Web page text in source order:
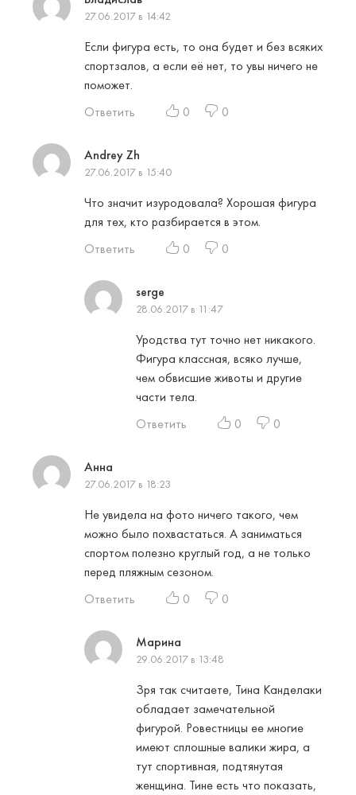
27.06.2017 в 14:42
Если фигура есть, то она будет и без всяких
спортзалов, а если её нет, то увы ничего не
поможет.
Ответить
0 0
Andrey Zh
27.06.2017 в 15:40
Что значит изуродовала? Хорошая фигура
для тех, кто разбирается в этом.
Ответить
0 0
serge
28.06.2017 в 11:47
Уродства тут точно нет никакого.
Фигура классная, всяко лучше,
чем обвисшие животы и другие
части тела.
Ответить
0 0
Анна
27.06.2017 в 18:23
Не увидела на фото ничего такого, чем
можно было похвастаться. А заниматься
спортом полезно круглый год, а не только
перед пляжным сезоном.
Ответить
0 0
Марина
29.06.2017 в 13:48
Зря так считаете, Тина Канделаки
обладает замечательной
фигурой. Ровестницы ее многие
имеют сплошные валики жира, а
тут спортивная, подтянутая
женщина. Тине есть что показать,